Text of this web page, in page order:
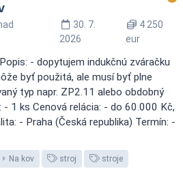
30. 7.
2026
4 250
eur
- dopytujem indukčnú zváračku
byť použitá, ale musí byť plne
typ napr. ZP2.11 alebo obdobný
1 ks Cenová relácia: - do 60.000 Kč,
- Praha (Česká republika) Termín: -
Na kov stroj stroje